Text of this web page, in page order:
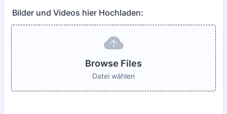
Bilder und Videos hier Hochladen:
Browse Files
Datei wählen